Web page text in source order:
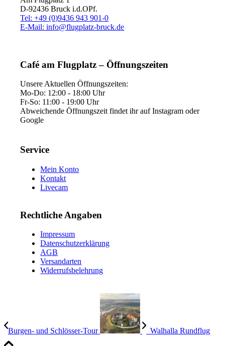
D-92436 Bruck i.d.OPf.
Tel: +49 (0)9436 943 901-0
E-Mail: info@flugplatz-bruck.de
Café am Flugplatz – Öffnungszeiten
Unsere Aktuellen Öffnungszeiten:
Mo-Do: 12:00 - 18:00 Uhr
Fr-So: 11:00 - 19:00 Uhr
Abweichende Öffnungszeit findet ihr auf Instagram oder
Google
Service
Mein Konto
Kontakt
Livecam
Rechtliche Angaben
Impressum
Datenschutzerklärung
AGB
Versandarten
Widerrufsbelehrung
Burgen- und Schlösser-Tour Walhalla Rundflug